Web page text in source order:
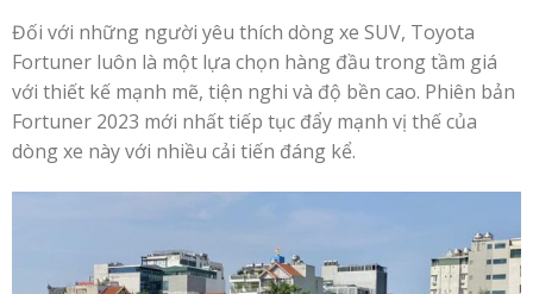
Đối với những người yêu thích dòng xe SUV, Toyota
Fortuner luôn là một lựa chọn hàng đầu trong tầm giá
với thiết kế mạnh mẽ, tiện nghi và độ bền cao. Phiên bản
Fortuner 2023 mới nhất tiếp tục đẩy mạnh vị thế của
dòng xe này với nhiều cải tiến đáng kể.